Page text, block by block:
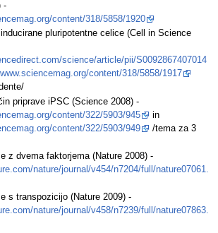
-
content/318/5858/1920
pluripotentne celice (Cell in Science
science/article/pii/S0092867407014
content/318/5858/1917
priprave iPSC (Science 2008) -
content/322/5903/945
in
content/322/5903/949
/tema za 3
z dvema faktorjema (Nature 2008) -
nature/journal/v454/n7204/full/nature07061.
s transpozicijo (Nature 2009) -
nature/journal/v458/n7239/full/nature07863.